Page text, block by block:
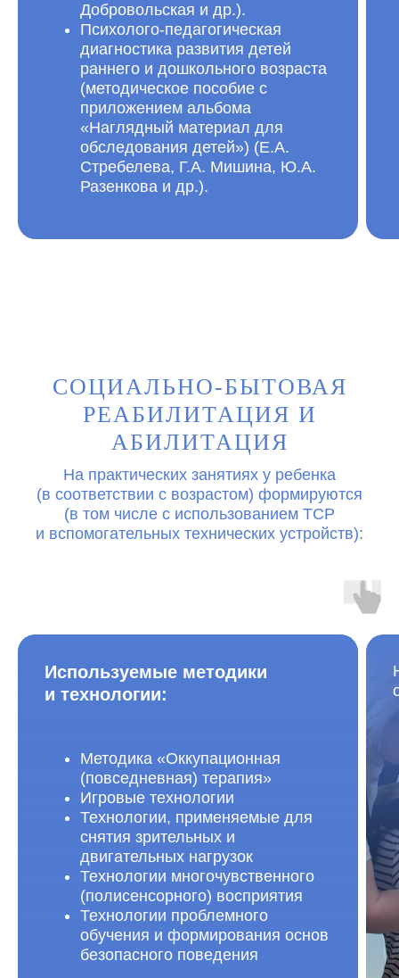
Добровольская и др.).
Психолого-педагогическая
диагностика развития детей
раннего и дошкольного возраста
(методическое пособие с
приложением альбома
«Наглядный материал для
обследования детей») (Е.А.
Стребелева, Г.А. Мишина, Ю.А.
Разенкова и др.).
СОЦИАЛЬНО-БЫТОВАЯ
РЕАБИЛИТАЦИЯ И
АБИЛИТАЦИЯ
На практических занятиях у ребенка
(в соответствии с возрастом) формируются
(в том числе с использованием ТСР
и вспомогательных технических устройств):
Используемые методики
и технологии:
Методика «Оккупационная
(повседневная) терапия»
Игровые технологии
Технологии, применяемые для
снятия зрительных и
двигательных нагрузок
Технологии многочувственного
(полисенсорного) восприятия
Технологии проблемного
обучения и формирования основ
безопасного поведения